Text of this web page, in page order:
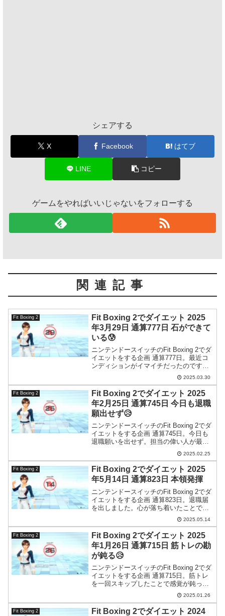
シェアする
X Facebook はてブ
LINE コピー
ゲームをやればいいじゃないをフォローする
関連記事
Fit Boxing 2
Fit Boxing 2でダイエット 2025
年3月29日 通算777日 石ができて
いる😰
ニンテンドースイッチのFit Boxing 2でダ
イエットをする企画 通算777日。最近コ
ンディションがイマイチだったのです
が、どうも結石ができている感じです。
2025.03.30
Fit Boxing 2
Fit Boxing 2でダイエット 2025
年2月25日 通算745日 今日も退職
願出せず😥
ニンテンドースイッチのFit Boxing 2でダ
イエットをする企画 通算745日。今日も
退職願いを出せず。担当の偉い人が最近
出勤してないので困ったものです。2025.02.25
Fit Boxing 2
Fit Boxing 2でダイエット 2025
年5月14日 通算823日 本領発揮
ニンテンドースイッチのFit Boxing 2でダ
イエットをする企画 通算823日。退職届
を出しました。心が落ち着いたことで仕
事のパフォーマンスが格段に向上しまし
2025.05.14
Fit Boxing 2
Fit Boxing 2でダイエット 2025
年1月26日 通算715日 筋トレの勘
が鈍る😥
ニンテンドースイッチのFit Boxing 2でダ
イエットをする企画 通算715日。筋トレ
を一回スキップしたことで感覚が鈍って
2025.01.26
Fit Boxing 2
Fit Boxing 2でダイエット 2024